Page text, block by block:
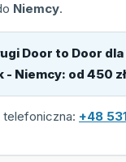
Niemcy.
Door to Door
- Niemcy: od 450
telefoniczna: +48